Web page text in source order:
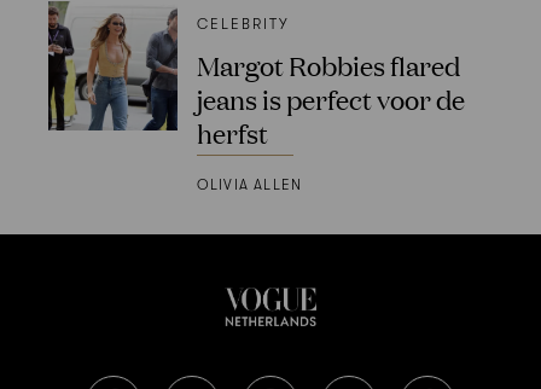
CELEBRITY
Margot Robbies flared
jeans is perfect voor de
herfst
OLIVIA ALLEN